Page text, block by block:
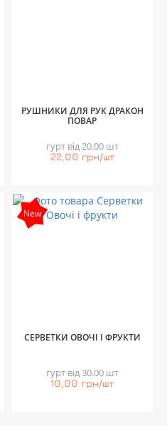
РУШНИКИ ДЛЯ РУК ДРАКОН
ПОВАР
гурт від 20.00 шт
22,00 грн/шт
New
СЕРВЕТКИ ОВОЧІ І ФРУКТИ
гурт від 30.00 шт
10,00 грн/шт